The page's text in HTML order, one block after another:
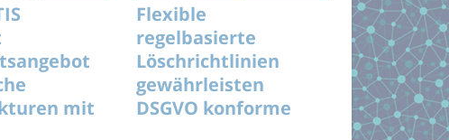
mit
Flexible
regelbasierte
Löschrichtlinien
gewährleisten
DSGVO konforme